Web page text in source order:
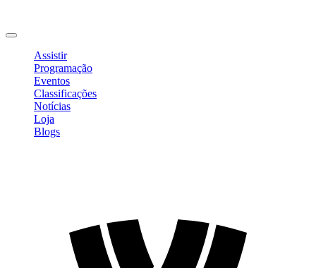
Assistir
Programação
Eventos
Classificações
Notícias
Loja
Blogs